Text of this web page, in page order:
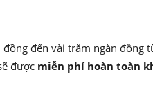
đến vài trăm ngàn
được miễn phí hoàn toàn